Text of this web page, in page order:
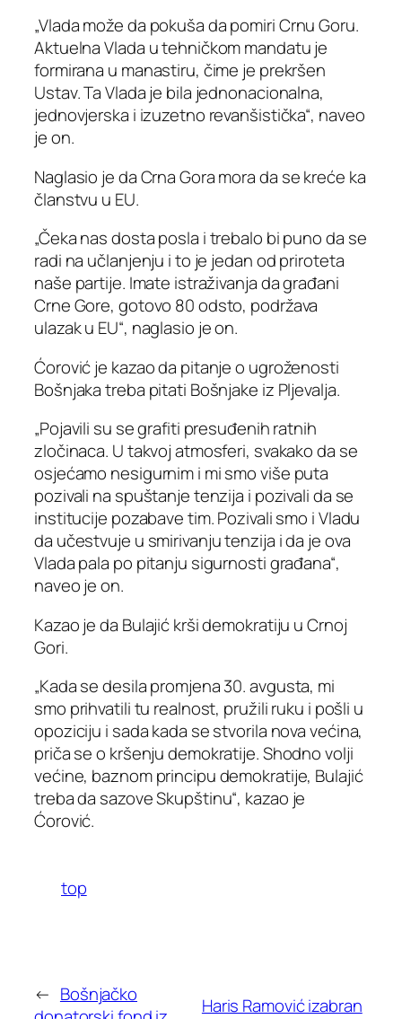
„Vlada može da pokuša da pomiri Crnu Goru.
Aktuelna Vlada u tehničkom mandatu je
formirana u manastiru, čime je prekršen
Ustav. Ta Vlada je bila jednonacionalna,
jednovjerska i izuzetno revanšistička“, naveo
je on.
Naglasio je da Crna Gora mora da se kreće ka
članstvu u EU.
„Čeka nas dosta posla i trebalo bi puno da se
radi na učlanjenju i to je jedan od priroteta
naše partije. Imate istraživanja da građani
Crne Gore, gotovo 80 odsto, podržava
ulazak u EU“, naglasio je on.
Ćorović je kazao da pitanje o ugroženosti
Bošnjaka treba pitati Bošnjake iz Pljevalja.
„Pojavili su se grafiti presuđenih ratnih
zločinaca. U takvoj atmosferi, svakako da se
osjećamo nesigurnim i mi smo više puta
pozivali na spuštanje tenzija i pozivali da se
institucije pozabave tim. Pozivali smo i Vladu
da učestvuje u smirivanju tenzija i da je ova
Vlada pala po pitanju sigurnosti građana“,
naveo je on.
Kazao je da Bulajić krši demokratiju u Crnoj
Gori.
„Kada se desila promjena 30. avgusta, mi
smo prihvatili tu realnost, pružili ruku i pošli u
opoziciju i sada kada se stvorila nova većina,
priča se o kršenju demokratije. Shodno volji
većine, baznom principu demokratije, Bulajić
treba da sazove Skupštinu“, kazao je
Ćorović.
top
← Bošnjačko
Haris Ramović izabran